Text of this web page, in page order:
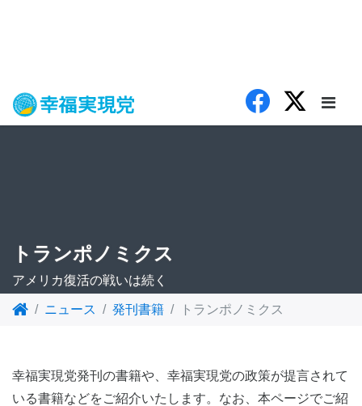
トランポノミクス
アメリカ復活の戦いは続く
ニュース 発刊書籍 トランポノミクス
幸福実現党発刊の書籍や、幸福実現党の政策が提言されて
いる書籍などをご紹介いたします。なお、本ページでご紹